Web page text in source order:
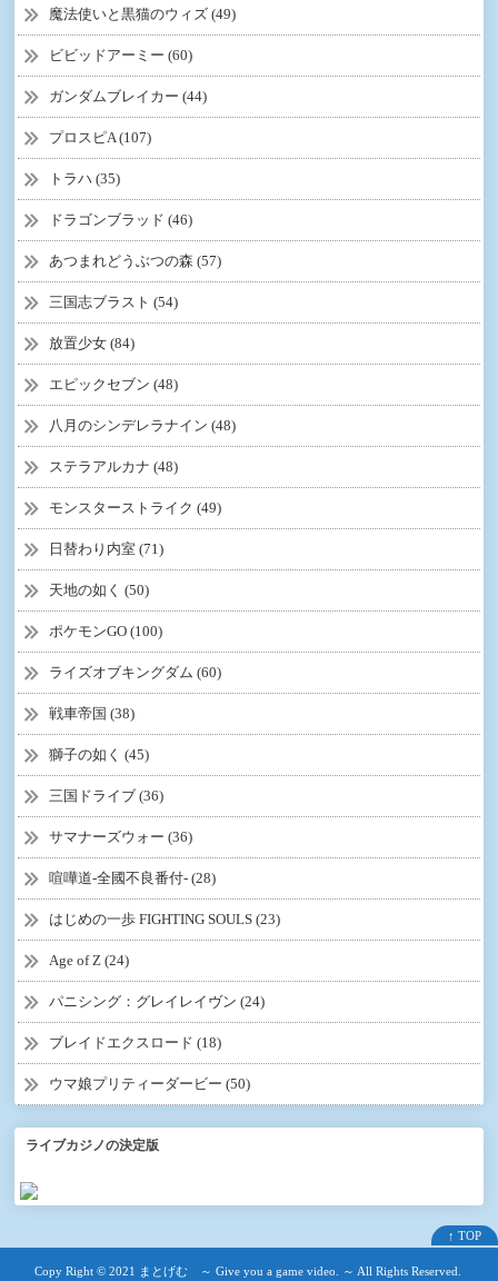
魔法使いと黒猫のウィズ (49)
ビビッドアーミー (60)
ガンダムブレイカー (44)
プロスピA (107)
トラハ (35)
ドラゴンブラッド (46)
あつまれどうぶつの森 (57)
三国志ブラスト (54)
放置少女 (84)
エピックセブン (48)
八月のシンデレラナイン (48)
ステラアルカナ (48)
モンスターストライク (49)
日替わり内室 (71)
天地の如く (50)
ポケモンGO (100)
ライズオブキングダム (60)
戦車帝国 (38)
獅子の如く (45)
三国ドライブ (36)
サマナーズウォー (36)
喧嘩道-全國不良番付- (28)
はじめの一歩 FIGHTING SOULS (23)
Age of Z (24)
パニシング：グレイレイヴン (24)
ブレイドエクスロード (18)
ウマ娘プリティーダービー (50)
ライブカジノの決定版
↑ TOP
Copy Right © 2021 まとげむ ～ Give you a game video. ～ All Rights Reserved.